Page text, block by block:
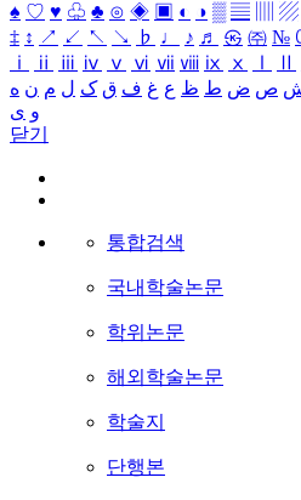
♠ ♡ ♥ ♧ ♣ ⊙ ◈ ▣ ◐ ◑ ▒ ▤ ▨
‡ ↕ ↗ ↙ ↖ ↘ ♭ ♩ ♪ ♬ ㉿ ㈜ №
ⅰ
ⅱ ⅲ ⅳ ⅴ ⅵ ⅶ ⅷ ⅸ ⅹ
ص ض ط ظ ع غ ف ق ک ل م ن ه
و ی
닫기
통합검색
국내학술논문
학위논문
해외학술논문
학술지
단행본